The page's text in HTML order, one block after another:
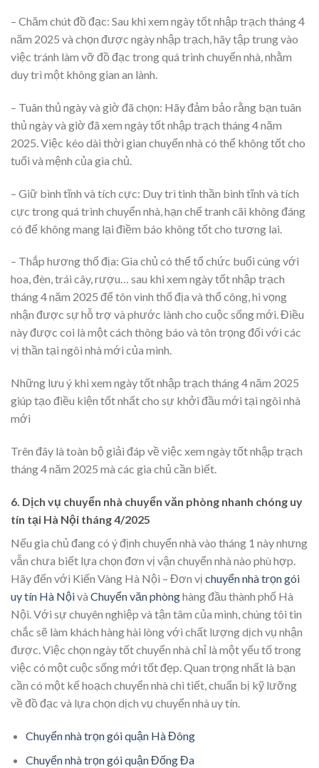
– Chăm chút đồ đạc: Sau khi xem ngày tốt nhập trạch tháng 4
năm 2025 và chọn được ngày nhập trạch, hãy tập trung vào
việc tránh làm vỡ đồ đạc trong quá trình chuyển nhà, nhằm
duy trì một không gian an lành.
– Tuân thủ ngày và giờ đã chọn: Hãy đảm bảo rằng bạn tuân
thủ ngày và giờ đã xem ngày tốt nhập trạch tháng 4 năm
2025. Việc kéo dài thời gian chuyển nhà có thể không tốt cho
tuổi và mệnh của gia chủ.
– Giữ bình tĩnh và tích cực: Duy trì tinh thần bình tĩnh và tích
cực trong quá trình chuyển nhà, hạn chế tranh cãi không đáng
có để không mang lại điềm báo không tốt cho tương lai.
– Thắp hương thổ địa: Gia chủ có thể tổ chức buổi cúng với
hoa, đèn, trái cây, rượu… sau khi xem ngày tốt nhập trạch
tháng 4 năm 2025 để tôn vinh thổ địa và thổ công, hi vọng
nhận được sự hỗ trợ và phước lành cho cuộc sống mới. Điều
này được coi là một cách thông báo và tôn trọng đối với các
vị thần tại ngôi nhà mới của mình.
Những lưu ý khi xem ngày tốt nhập trạch tháng 4 năm 2025
giúp tạo điều kiện tốt nhất cho sự khởi đầu mới tại ngôi nhà
mới
Trên đây là toàn bộ giải đáp về việc xem ngày tốt nhập trạch
tháng 4 năm 2025 mà các gia chủ cần biết.
6. Dịch vụ chuyển nhà chuyển văn phòng nhanh chóng uy
tín tại Hà Nội tháng 4/2025
Nếu gia chủ đang có ý định chuyển nhà vào tháng 1 này nhưng
vẫn chưa biết lựa chọn đơn vị vận chuyển nhà nào phù hợp.
Hãy đến với Kiến Vàng Hà Nội – Đơn vị chuyển nhà trọn gói
uy tín Hà Nộivà Chuyển văn phònghàng đầu thành phố Hà
Nội. Với sự chuyên nghiệp và tận tâm của mình, chúng tôi tin
chắc sẽ làm khách hàng hài lòng với chất lượng dịch vụ nhận
được. Việc chọn ngày tốt chuyển nhà chỉ là một yếu tố trong
việc có một cuộc sống mới tốt đẹp. Quan trọng nhất là bạn
cần có một kế hoạch chuyển nhà chi tiết, chuẩn bị kỹ lưỡng
về đồ đạc và lựa chọn dịch vụ chuyển nhà uy tín.
Chuyển nhà trọn gói quận Hà Đông
Chuyển nhà trọn gói quận Đống Đa